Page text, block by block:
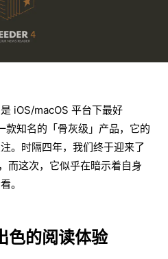
iOS/macOS 平台下最好
款知名的「骨灰级」产品，它的
。时隔四年，我们终于迎来了
而这次，它似乎在暗示着自身
。
色的阅读体验